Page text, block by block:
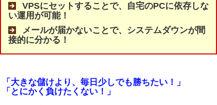
VPSにセットすることで、自宅のPCに依存しな
い運用が可能！
メールが届かないことで、システムダウンが間
接的に分かる！
「大きな儲けより、毎日少しでも勝ちたい！」
「とにかく負けたくない！」